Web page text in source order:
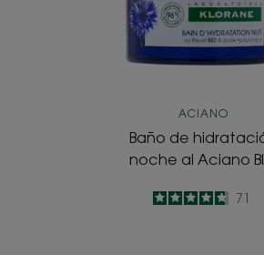
al
Aciano
BIO
ACIANO
Baño de
noche al Aciano
4.7
/
5
71